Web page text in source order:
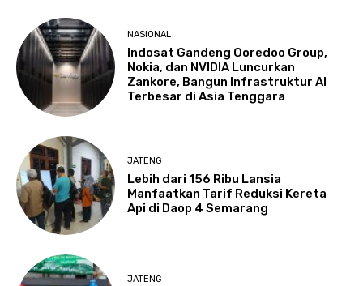
NASIONAL
Indosat Gandeng Ooredoo Group,
Nokia, dan NVIDIA Luncurkan
Zankore, Bangun Infrastruktur AI
Terbesar di Asia Tenggara
JATENG
Lebih dari 156 Ribu Lansia
Manfaatkan Tarif Reduksi Kereta
Api di Daop 4 Semarang
JATENG